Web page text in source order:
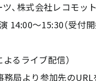
、株式会社レコモット
～15:30（受付開
るライブ配信）
務局より参加先のURL